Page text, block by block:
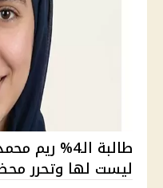
طالبة الـ4%
ليست لها وتحرر